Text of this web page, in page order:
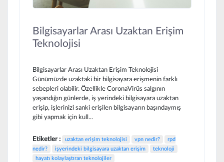
Bilgisayarlar Arası Uzaktan Erişim
Teknolojisi
Bilgisayarlar Arası Uzaktan Erişim Teknolojisi
Günümüzde uzaktaki bir bilgisayara erişmenin farklı
sebepleri olabilir. Özellikle CoronaVirüs salgının
yaşandığın günlerde, iş yerindeki bilgisayara uzaktan
erişip, işlerinizi sanki erişilen bilgisayarın başındaymış
gibi yapmak için kull...
Etiketler : uzaktan erişim teknolojisi vpn nedir?
rpd
nedir?
işyerindeki bilgisayara uzaktan erişim
teknoloji
hayatı kolaylaştıran teknolojiler